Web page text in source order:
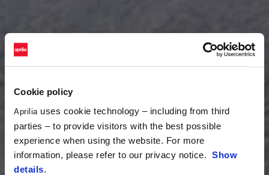
Cookie policy
Aprilia uses cookie technology – including from third
parties – to provide visitors with the best possible
experience when using the website. For more
information, please refer to our privacy notice. Show
details.